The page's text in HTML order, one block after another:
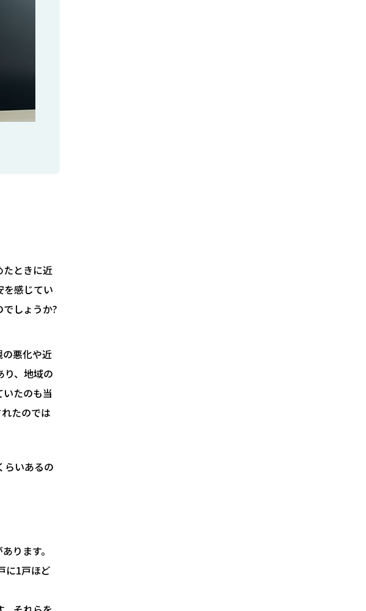
たときに近
を感じてい
でしょうか?
悪化や近
り、地域の
たのも当
たのでは
らいあるの
ります。
に1戸ほど